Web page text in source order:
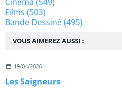
VOUS AIMEREZ AUSSI :
19/04/2026
Les Saigneurs
Films (503)
Bande Dessiné(495)